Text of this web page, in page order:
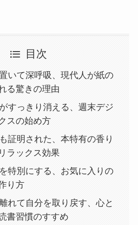
目次
いて深呼吸、現代人が紙の
る驚きの理由
すっきり消える、週末デジ
スの始め方
証明された、本特有の香り
ラックス効果
特別にする、お気に入りの
り方
れて自分を取り戻す、心と
書習慣のすすめ